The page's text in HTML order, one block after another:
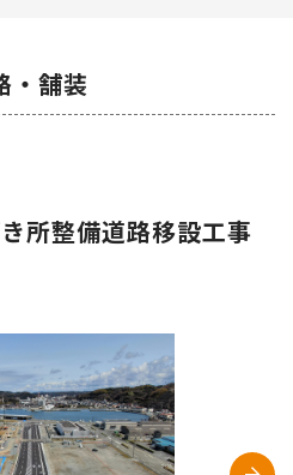
・舗装
所整備道路移設工事